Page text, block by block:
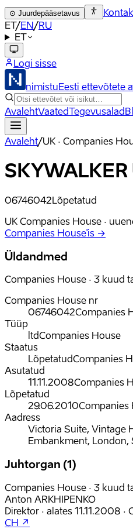
⊙ Juurdepääsetavus
ET/EN/RU
ET
Logi sisse
nimistuEesti ettevõtete
AvalehtVaatedTegevusalad
Avaleht/UK · Companies
SKYWALKER
06746042Lõpetatud
UK Companies House ·
Companies House'is →
Üldandmed
Companies House · 3 kuud
Companies House nr
06746042Companies
Tüüp
ltdCompanies House
Staatus
LõpetatudCompanies
Asutatud
11.11.2008Companies
Lõpetatud
29.06.2010Companies
Aadress
Victoria Suite, Vintage
Embankment, London,
Juhtorgan (1)
Companies House · 3 kuud
Anton ARKHIPENKO
Direktor · alates 11.11.2008 ·
CH ↗